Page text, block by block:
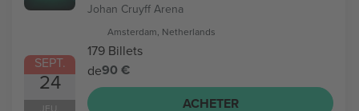
SEPT.
24
JEU.
Johan Cruyff Arena
Amsterdam, Netherlands
179 Billets
de90 €
ACHETER